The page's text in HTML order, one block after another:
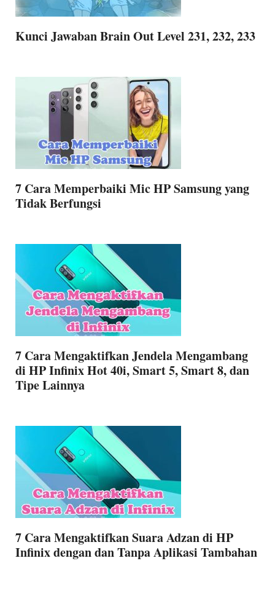
Kunci Jawaban Brain Out Level 231, 232, 233
7 Cara Memperbaiki Mic HP Samsung yang
Tidak Berfungsi
7 Cara Mengaktifkan Jendela Mengambang
di HP Infinix Hot 40i, Smart 5, Smart 8, dan
Tipe Lainnya
7 Cara Mengaktifkan Suara Adzan di HP
Infinix dengan dan Tanpa Aplikasi Tambahan